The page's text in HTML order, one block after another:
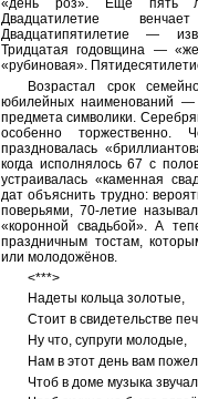
«день роз». Ещё пять
Двадцатилетие
Двадцатипятилетие —
Тридцатая годовщина —
«рубиновая».
Возрастал срок
юбилейных наименований —
предмета символики.
особенно
праздновалась
когда исполнялось 67 с
устраивалась «каменная
дат объяснить трудно:
поверьями, 70-летие
«коронной свадьбой». А
праздничным тостам,
или молодожёнов.
<***>
Надеты кольца золотые,
Стоит в свидетельстве
Ну что, супруги молодые,
Нам в этот день вам
Чтоб в доме музыка